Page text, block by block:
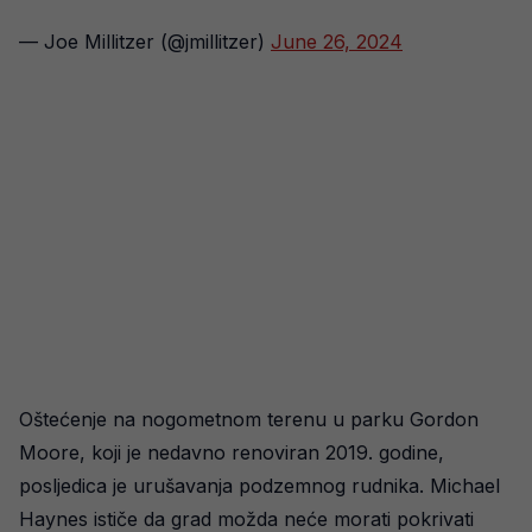
— Joe Millitzer (@jmillitzer) June 26, 2024
Oštećenje na nogometnom terenu u parku Gordon
Moore, koji je nedavno renoviran 2019. godine,
posljedica je urušavanja podzemnog rudnika. Michael
Haynes ističe da grad možda neće morati pokrivati